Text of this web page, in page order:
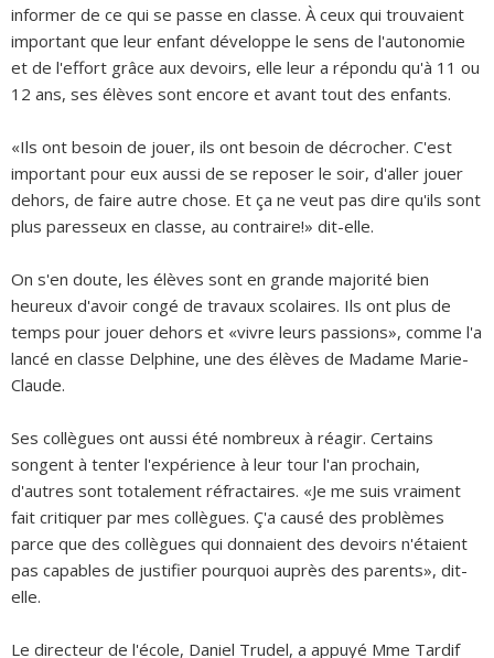
informer de ce qui se passe en classe. À ceux qui trouvaient
important que leur enfant développe le sens de l'autonomie
et de l'effort grâce aux devoirs, elle leur a répondu qu'à 11 ou
12 ans, ses élèves sont encore et avant tout des enfants.
«Ils ont besoin de jouer, ils ont besoin de décrocher. C'est
important pour eux aussi de se reposer le soir, d'aller jouer
dehors, de faire autre chose. Et ça ne veut pas dire qu'ils sont
plus paresseux en classe, au contraire!» dit-elle.
On s'en doute, les élèves sont en grande majorité bien
heureux d'avoir congé de travaux scolaires. Ils ont plus de
temps pour jouer dehors et «vivre leurs passions», comme l'a
lancé en classe Delphine, une des élèves de Madame Marie-
Claude.
Ses collègues ont aussi été nombreux à réagir. Certains
songent à tenter l'expérience à leur tour l'an prochain,
d'autres sont totalement réfractaires. «Je me suis vraiment
fait critiquer par mes collègues. Ç'a causé des problèmes
parce que des collègues qui donnaient des devoirs n'étaient
pas capables de justifier pourquoi auprès des parents», dit-
elle.
Le directeur de l'école, Daniel Trudel, a appuyé Mme Tardif